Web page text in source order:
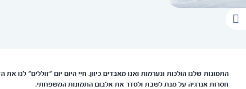
התמונות שלנו הולכות ונערמות ואנו מאבדים כיוון. חיי היום יום "זוללים" לנו
חסרות אנרגיה על מנת לשבת ולסדר את אלבום התמונות המשפחתי.